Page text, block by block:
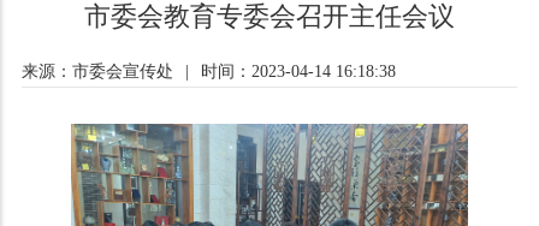
市委会教育专委会召开主任会议
来源：市委会宣传处 时间：2023-04-14 16:18:38